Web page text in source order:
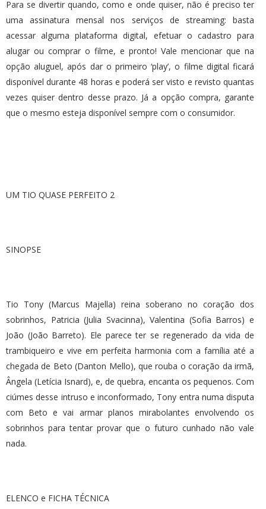
Para se divertir quando, como e onde quiser, não é preciso ter
uma assinatura mensal nos serviços de streaming: basta
acessar alguma plataforma digital, efetuar o cadastro para
alugar ou comprar o filme, e pronto! Vale mencionar que na
opção aluguel, após dar o primeiro ‘play’, o filme digital ficará
disponível durante 48 horas e poderá ser visto e revisto quantas
vezes quiser dentro desse prazo. Já a opção compra, garante
que o mesmo esteja disponível sempre com o consumidor.
UM TIO QUASE PERFEITO 2
SINOPSE
Tio Tony (Marcus Majella) reina soberano no coração dos
sobrinhos, Patricia (Julia Svacinna), Valentina (Sofia Barros) e
João (João Barreto). Ele parece ter se regenerado da vida de
trambiqueiro e vive em perfeita harmonia com a família até a
chegada de Beto (Danton Mello), que rouba o coração da irmã,
Ângela (Letícia Isnard), e, de quebra, encanta os pequenos. Com
ciúmes desse intruso e inconformado, Tony entra numa disputa
com Beto e vai armar planos mirabolantes envolvendo os
sobrinhos para tentar provar que o futuro cunhado não vale
nada.
ELENCO e FICHA TÉCNICA